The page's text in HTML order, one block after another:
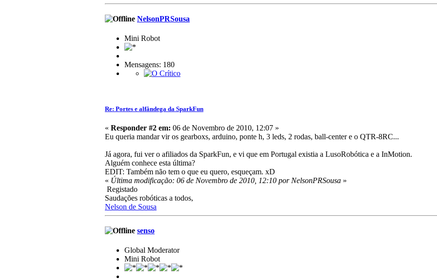
NelsonPRSousa
Mini Robot
Mensagens: 180
Re: Portes e alfândega da SparkFun
« Responder #2 em: 06 de Novembro de 2010, 12:07 »
Eu queria mandar vir os gearboxs, arduino, ponte h, 3 leds, 2 rodas, ball-center e o QTR-8RC...
Já agora, fui ver o afiliados da SparkFun, e vi que em Portugal existia a LusoRobótica e a InMotion.
Alguém conhece esta última?
EDIT: Também não tem o que eu quero, esqueçam. xD
« Última modificação: 06 de Novembro de 2010, 12:10 por NelsonPRSousa »
Registado
Saudações robóticas a todos,
Nelson de Sousa
senso
Global Moderator
Mini Robot